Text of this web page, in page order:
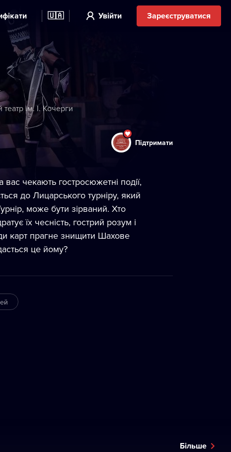
🇺🇦 Увійти Зареєструватися
ім. І. Кочерги
Підтримати
вас чекають гостросюжетні події,
до Лицарського турніру, який
може бути зірваний. Хто
їх чесність, гострий розум і
карт прагне знищити Шахове
це йому?
Більше